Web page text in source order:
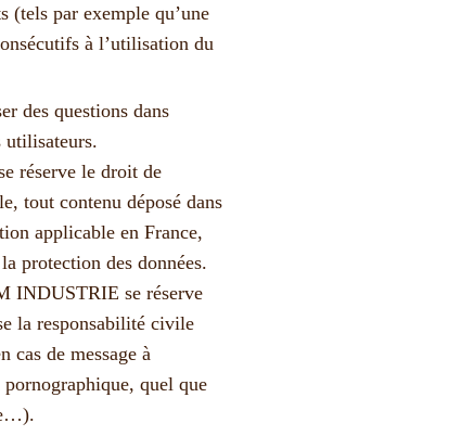
(tels par exemple qu’une
à l’utilisation du
des questions dans
utilisateurs.
réserve le droit de
tout contenu déposé dans
applicable en France,
protection des données.
INDUSTRIE se réserve
la responsabilité civile
cas de message à
quel que